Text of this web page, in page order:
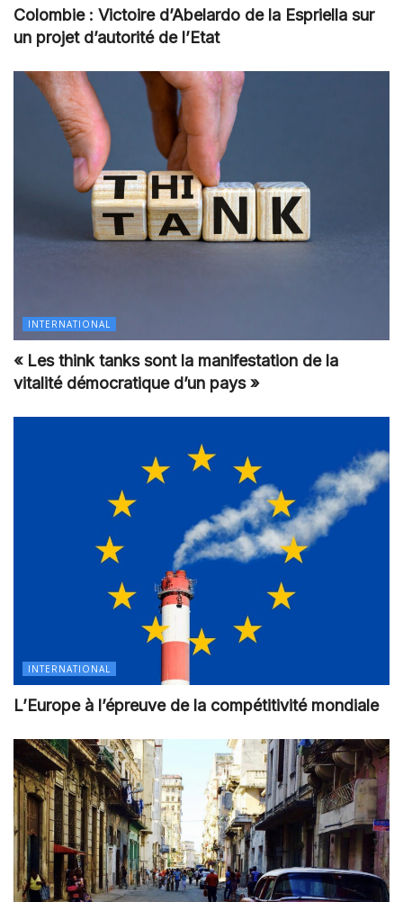
Colombie : Victoire d’Abelardo de la Espriella sur
un projet d’autorité de l’Etat
INTERNATIONAL
« Les think tanks sont la manifestation de la
vitalité démocratique d’un pays »
INTERNATIONAL
L’Europe à l’épreuve de la compétitivité mondiale